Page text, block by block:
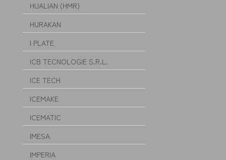
HUALIAN (HMR)
HURAKAN
I PLATE
ICB TECNOLOGIE S.R.L.
ICE TECH
ICEMAKE
ICEMATIC
IMESA
IMPERIA